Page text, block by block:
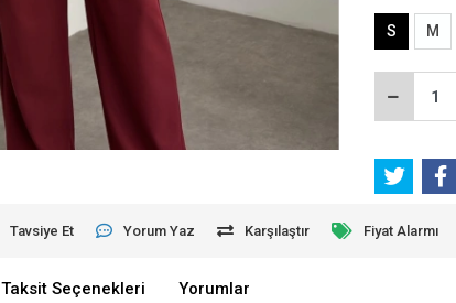
S M
Tavsiye Et Yorum Yaz Karşılaştır Fiyat Alarmı
Taksit Seçenekleri Yorumlar